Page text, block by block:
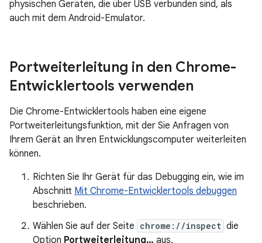
physischen Geräten, die über USB verbunden sind, als
auch mit dem Android-Emulator.
Portweiterleitung in den Chrome-
Entwicklertools verwenden
Die Chrome-Entwicklertools haben eine eigene
Portweiterleitungsfunktion, mit der Sie Anfragen von
Ihrem Gerät an Ihren Entwicklungscomputer weiterleiten
können.
Richten Sie Ihr Gerät für das Debugging ein, wie im
Abschnitt Mit Chrome-Entwicklertools debuggen
beschrieben.
Wählen Sie auf der Seite chrome://inspect die
Option Portweiterleitung… aus.